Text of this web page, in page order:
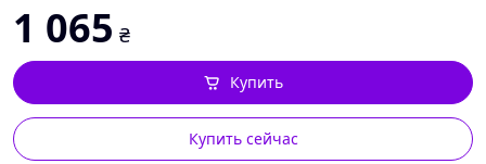
1 065 ₴
Купить сейчас
Купить